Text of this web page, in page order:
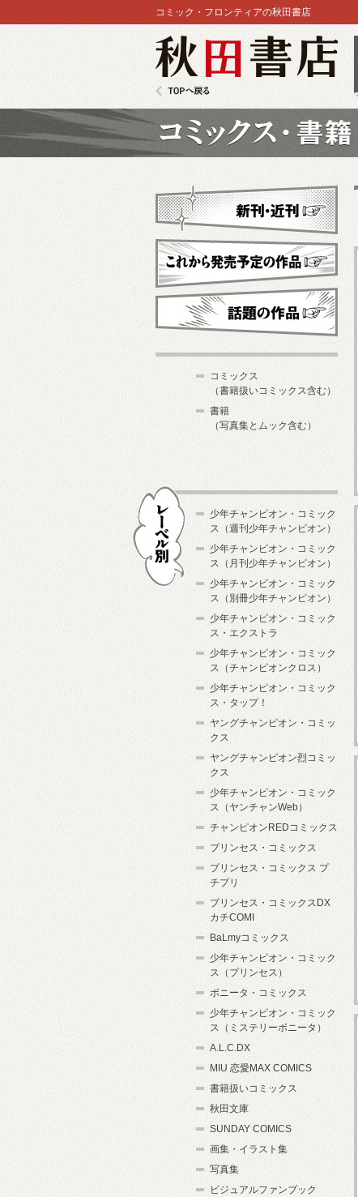
コミック・フロンティアの秋田書店
新刊・近刊
これから発売予定
コミックス
（書籍扱いコミックス含む）
書籍
（写真集とムック含む）
少年チャンピオン・コミック
ス（週刊少年チャンピオン）
少年チャンピオン・コミック
ス（月刊少年チャンピオン）
少年チャンピオン・コミック
ス（別冊少年チャンピオン）
少年チャンピオン・コミック
ス・エクストラ
少年チャンピオン・コミック
ス（チャンピオンクロス）
少年チャンピオン・コミック
ス・タップ！
ヤングチャンピオン・コミッ
クス
ヤングチャンピオン烈コミッ
クス
少年チャンピオン・コミック
ス（ヤンチャンWeb）
チャンピオンREDコミックス
プリンセス・コミックス
プリンセス・コミックス プ
チプリ
プリンセス・コミックスDX
カチCOMI
BaLmyコミックス
少年チャンピオン・コミック
ス（プリンセス）
ボニータ・コミックス
少年チャンピオン・コミック
ス（ミステリーボニータ）
A.L.C.DX
MIU 恋愛MAX COMICS
書籍扱いコミックス
秋田文庫
SUNDAY COMICS
画集・イラスト集
写真集
ビジュアルファンブック